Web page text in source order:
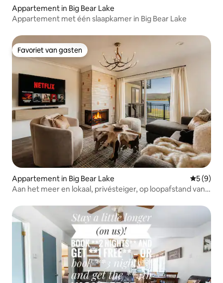
Appartement in Big Bear Lake
Appartement met één slaapkamer in Big Bear Lake
Favoriet van gasten
Favoriet van gasten
Appartement in Big Bear Lake
5 (9)
Aan het meer en lokaal, privésteiger, op loopafstand van